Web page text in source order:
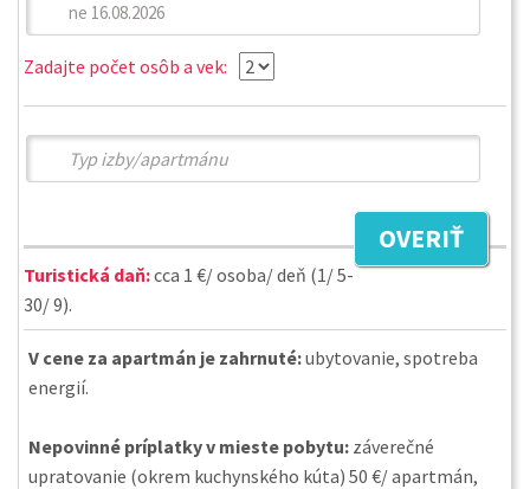
Zadajte počet osôb a vek:
OVERIŤ
Turistická daň:cca 1 €/ osoba/ deň (1/ 5-
30/ 9).
V cene za apartmán je zahrnuté:ubytovanie, spotreba
energií.
Nepovinné príplatky v mieste pobytu: záverečné
upratovanie (okrem kuchynského kúta) 50 €/ apartmán,